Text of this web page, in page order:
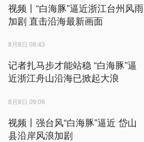
视频丨“白海豚”逼近浙江台州风雨
加剧 直击沿海最新画面
8月8日 08:43
记者扎马步才能站稳 “白海豚”逼
近浙江舟山沿海已掀起大浪
8月8日 09:06
视频丨强台风“白海豚”逼近 岱山
县沿岸风浪加剧